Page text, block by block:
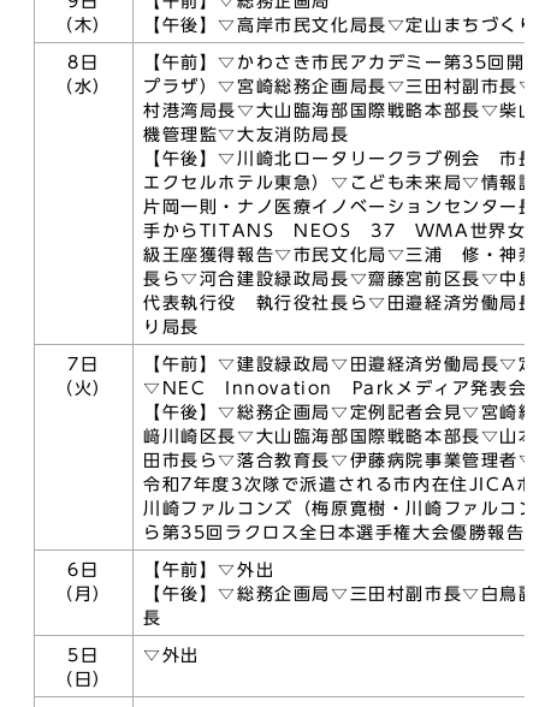
（木）
【午後】▽高岸市民文化局長▽定山まちづく
8日
（水）
【午前】▽かわさき市民アカデミー第35回開
プラザ）▽宮崎総務企画局長▽三田村副市長
村港湾局長▽大山臨海部国際戦略本部長▽柴山
機管理監▽大友消防局長
【午後】▽川崎北ロータリークラブ例会 市
エクセルホテル東急）▽こども未来局▽情報
片岡一則・ナノ医療イノベーションセンター
手からTITANS NEOS 37 WMA世界女子
級王座獲得報告▽市民文化局▽三浦 修・神奈
長ら▽河合建設緑政局長▽齋藤宮前区長▽中
代表執行役 執行役社長ら▽田邉経済労働局
り局長
7日
（火）
【午前】▽建設緑政局▽田邉経済労働局長▽定
▽NEC Innovation Parkメディア発表会
【午後】▽総務企画局▽定例記者会見▽宮崎
﨑川崎区長▽大山臨海部国際戦略本部長▽山
田市長ら▽落合教育長▽伊藤病院事業管理者
令和7年度3次隊で派遣される市内在住JICA
川崎ファルコンズ（梅原寛樹・川崎ファルコ
ら第35回ラクロス全日本選手権大会優勝報告
6日
（月）
【午前】▽外出
【午後】▽総務企画局▽三田村副市長▽白鳥
長
5日
（日）
▽外出